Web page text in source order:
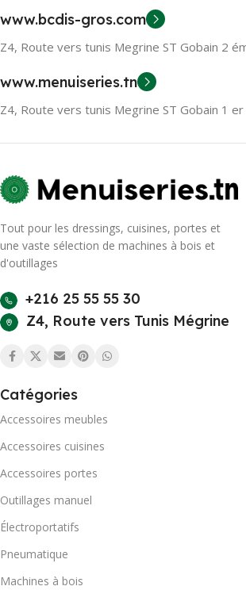
www.bcdis-gros.com
Z4, Route vers tunis Megrine ST Gobain 2
www.menuiseries.tn
Z4, Route vers tunis Megrine ST Gobain 1
Tout pour les dressings, cuisines, portes et
une vaste sélection de machines à bois et
d'outillages
+216 25 55 55 30
Z4, Route vers Tunis Mégrine
Catégories
Accessoires meubles
Accessoires cuisines
Accessoires portes
Outillages manuel
Électroportatifs
Pneumatique
Machines à bois